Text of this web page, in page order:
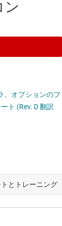
ン
、オプションのフ
ト (Rev. D 翻訳